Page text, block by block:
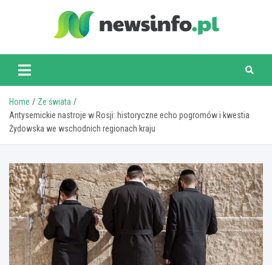
newsinfo.pl
Home
Ze świata
Antysemickie nastroje w Rosji: historyczne echo pogromów i kwestia
Żydowska we wschodnich regionach kraju